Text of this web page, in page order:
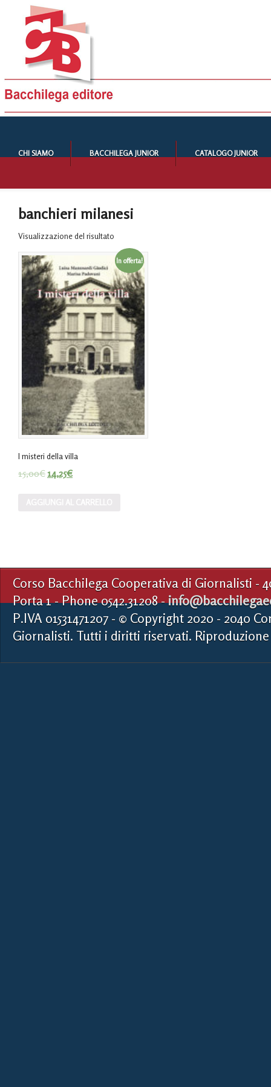
CHI SIAMO BACCHILEGA JUNIOR CATALOGO JUNIOR
banchieri milanesi
Visualizzazione del risultato
In offerta!
I misteri della villa
15,00€14,25€
Corso Bacchilega Cooperativa di Giornalisti -
Porta 1 - Phone 0542.31208 -
P.IVA 01531471207 - © Copyright 2020 - 2040
Giornalisti. Tutti i diritti riservati.